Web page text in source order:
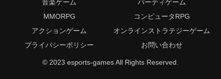
音楽ゲーム
パーティゲーム
MMORPG
コンピュータRPG
アクションゲーム
オンラインストラテジーゲーム
プライバシーポリシー
お問い合わせ
© 2023 esports-games All Rights Reserved.